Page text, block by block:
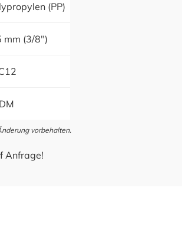
(PP)
mm (3/8")
vorbehalten.
Anfrage!